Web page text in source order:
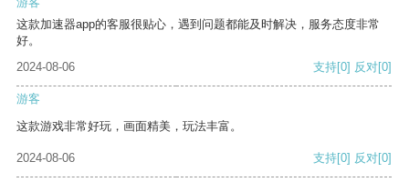
这款加速器app的客服很贴心，遇到问题都能及时解决，服务态度非常
好。
2024-08-06
支持[0] 反对[0]
游客
这款游戏非常好玩，画面精美，玩法丰富。
2024-08-06 支持[0] 反对[0]